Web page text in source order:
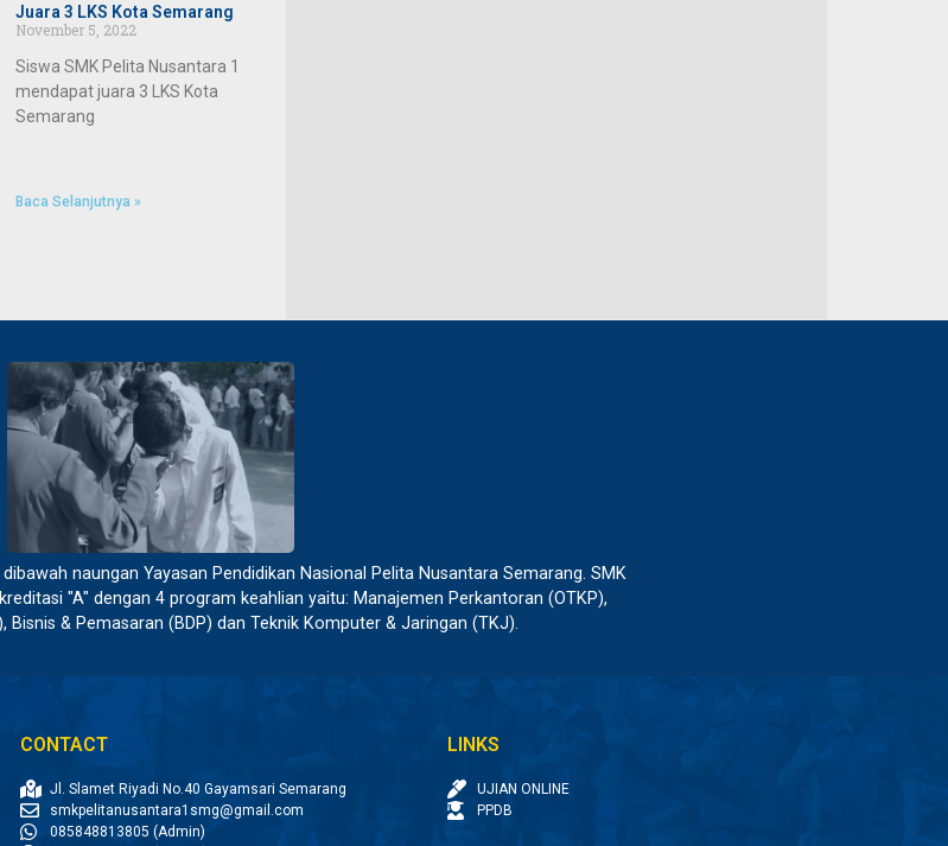
Juara 3 LKS Kota Semarang
November 5, 2022
Siswa SMK Pelita Nusantara 1
mendapat juara 3 LKS Kota
Semarang
Baca Selanjutnya »
naungan Yayasan Pendidikan Nasional Pelita Nusantara Semarang. SMK
"A" dengan 4 program keahlian yaitu: Manajemen Perkantoran (OTKP),
Bisnis & Pemasaran (BDP) dan Teknik Komputer & Jaringan (TKJ).
CONTACT
Jl. Slamet Riyadi No.40 Gayamsari Semarang
smkpelitanusantara1smg@gmail.com
085848813805 (Admin)
LINKS
UJIAN ONLINE
PPDB